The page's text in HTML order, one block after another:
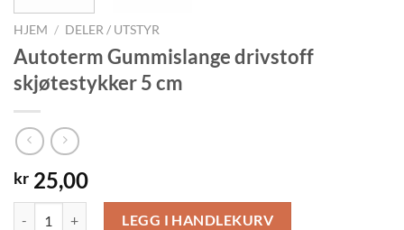
HJEM / DELER / UTSTYR
Autoterm Gummislange drivstoff
skjøtestykker 5 cm
kr 25,00
LEGG I HANDLEKURV